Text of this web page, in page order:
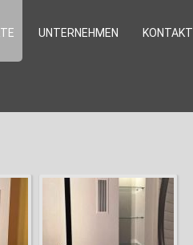
UNTERNEHMEN KONTAKT